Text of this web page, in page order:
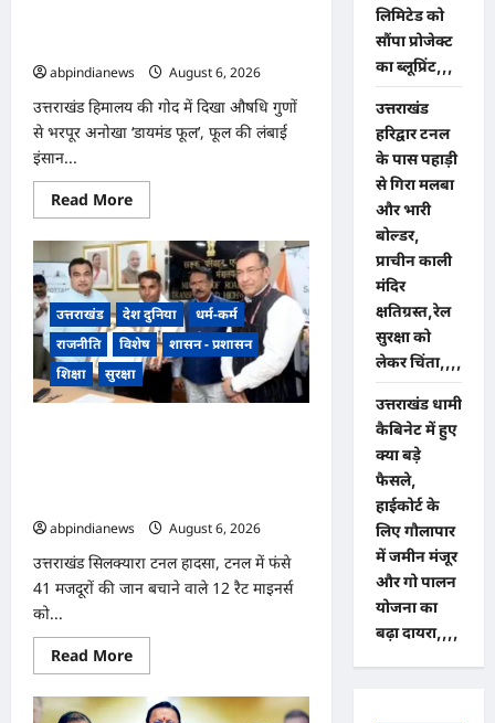
abpindianews
August 6, 2026
उत्तराखंड हिमालय की गोद में दिखा औषधि गुणों
से भरपूर अनोखा ‘डायमंड फूल’, फूल की लंबाई
इंसान...
Read MoreRead
more
उत्तराखंड
हिमालय
की
गोद
में
दिखा
औषधि
गुणों
से
भरपूर
अनोखा
भी
ज्यादा,
खिलने
में
लग
जाता
तक
का
समय,,,,
उत्तराखंड देश दुनिया
धर्म-कर्म
राजनीति
विशेष
शासन - प्रशासन
शिक्षा
सुरक्षा
abpindianews
August 6, 2026
उत्तराखंड सिलक्यारा टनल हादसा, टनल में फंसे
41 मजदूरों की जान बचाने वाले 12 रैट माइनर्स
को...
Read MoreRead
more
उत्तराखंड
सिलक्यारा
लिमिटेड को
सौंपा प्रोजेक्ट
का ब्लूप्रिंट,,,
उत्तराखंड
हरिद्वार टनल
के पास पहाड़ी
से गिरा मलबा
और भारी
बोल्डर,
प्राचीन काली
मंदिर
क्षतिग्रस्त,रेल
सुरक्षा को
लेकर चिंता,,,,
उत्तराखंड धामी
कैबिनेट में हुए
क्या बड़े
फैसले,
हाईकोर्ट के
लिए गौलापार
में जमीन मंजूर
और गो पालन
योजना का
बढ़ा दायरा,,,,